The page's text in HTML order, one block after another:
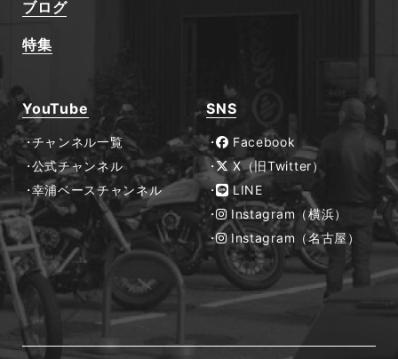
ブログ
特集
YouTube
チャンネル一覧
公式チャンネル
幸浦ベースチャンネル
SNS
Facebook
X（旧Twitter）
LINE
Instagram（横浜）
Instagram（名古屋）